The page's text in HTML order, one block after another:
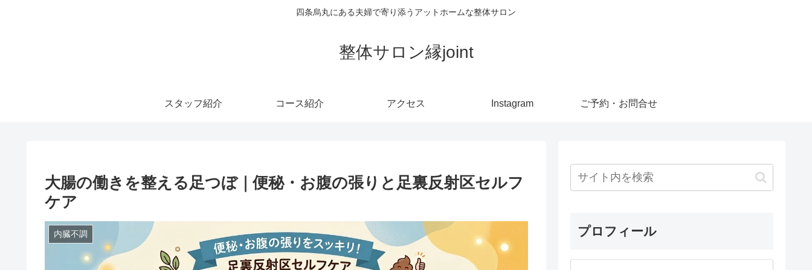
四条烏丸にある夫婦で寄り添うアットホームな整体サロン
整体サロン縁joint
スタッフ紹介 コース紹介 アクセス Instagram ご予約・お問合せ
大腸の働きを整える足つぼ｜便秘・お腹の張りと足裏反射区セルフ
ケア
内臓不調 プロフィール